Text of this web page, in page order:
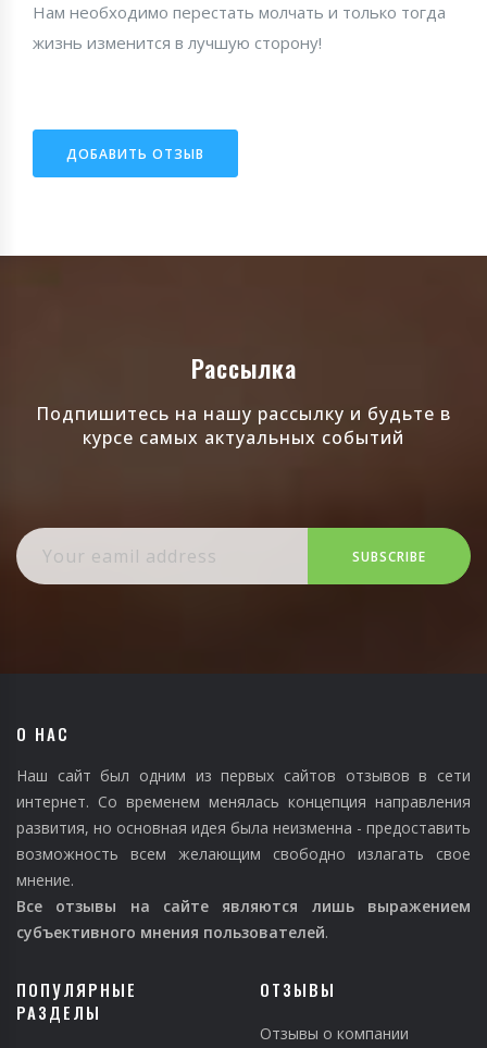
Нам необходимо перестать молчать и только тогда
жизнь изменится в лучшую сторону!
ДОБАВИТЬ ОТЗЫВ
Рассылка
Подпишитесь на нашу рассылку и будьте в
курсе самых актуальных событий
SUBSCRIBE
О НАС
Наш сайт был одним из первых сайтов отзывов в сети
интернет. Со временем менялась концепция направления
развития, но основная идея была неизменна - предоставить
возможность всем желающим свободно излагать свое
мнение.
Все отзывы на сайте являются лишь выражением
субъективного мнения пользователей.
ПОПУЛЯРНЫЕ
РАЗДЕЛЫ
ОТЗЫВЫ
Отзывы о компании